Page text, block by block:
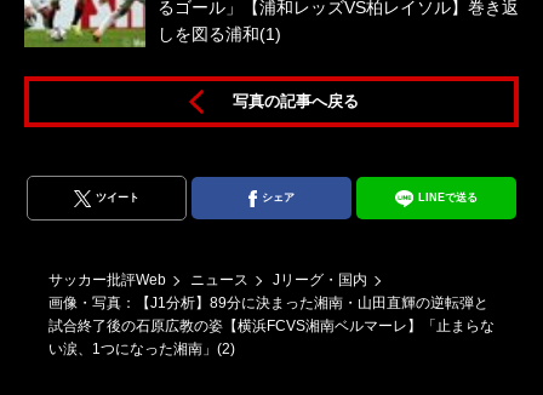
るゴール」【浦和レッズVS柏レイソル】巻き返
しを図る浦和(1)
写真の記事へ戻る
ツイート シェア LINEで送る
サッカー批評Web ニュース
Jリーグ・国内
画像・写真：【J1分析】89分に決まった湘南・山田直輝の逆転弾と
試合終了後の石原広教の姿【横浜FCVS湘南ベルマーレ】「止まらな
い涙、1つになった湘南」(2)